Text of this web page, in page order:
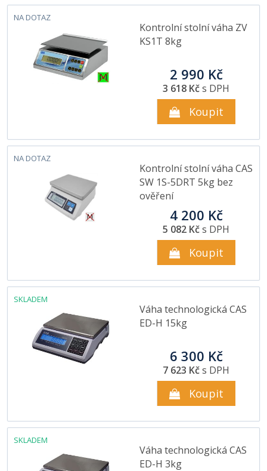
NA DOTAZ
Kontrolní stolní váha ZV
KS1T 8kg
2 990 Kč
3 618 Kčs DPH
Koupit
NA DOTAZ
Kontrolní stolní váha CAS
SW 1S-5DRT 5kg bez
ověření
4 200 Kč
5 082 Kčs DPH
Koupit
SKLADEM
Váha technologická CAS
ED-H 15kg
6 300 Kč
7 623 Kčs DPH
Koupit
SKLADEM
Váha technologická CAS
ED-H 3kg